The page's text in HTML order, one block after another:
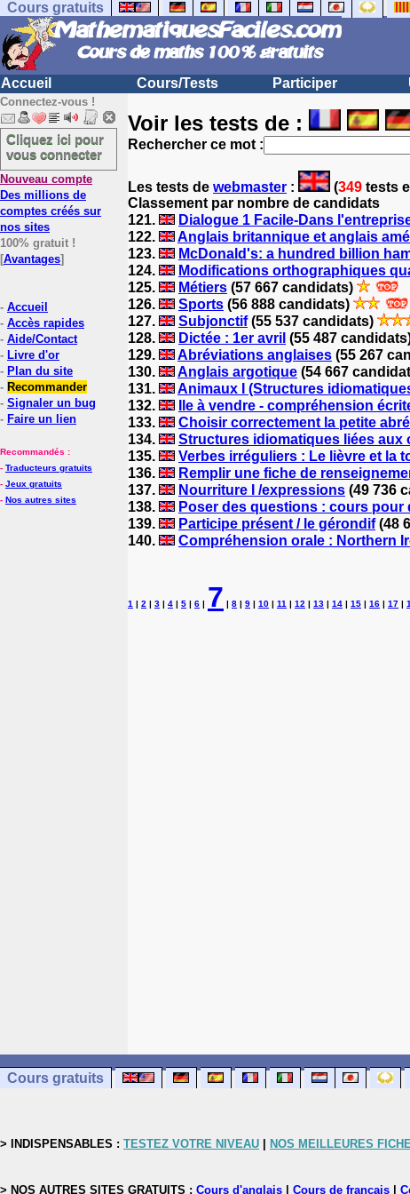
Cours gratuits
Accueil Cours/Tests Participer
Connectez-vous !
Cliquez ici pour
vous connecter
Nouveau compte
Des millions de
comptes créés sur
nos sites
100% gratuit !
[Avantages]
- Accueil
- Accès rapides
- Aide/Contact
- Livre d'or
- Plan du site
- Recommander
- Signaler un bug
- Faire un lien
Recommandés :
- Traducteurs gratuits
- Jeux gratuits
- Nos autres sites
Voir les tests de :
Rechercher ce mot :
Les tests de webmaster : (349 tests
Classement par nombre de candidats
121.
Dialogue 1 Facile-Dans
122.
Anglais britannique et anglais
123.
McDonald's: a hundred billion
124.
Modifications orthographiques
125.
Métiers (57 667 candidats)
126.
Sports (56 888 candidats)
127.
Subjonctif(55 537 candidats)
128.
Dictée : 1er avril (55 487
129.
Abréviations anglaises (55 267
130.
Anglais argotique (54 667
131.
Animaux I (Structures
132.
Ile à vendre - compréhension
133.
Choisir correctement la petite
134.
Structures idiomatiques liées aux
135.
Verbes irréguliers : Le lièvre et la
136.
Remplir une fiche de
137.
Nourriture I /expressions (49 736
138.
Poser des questions : cours pour
139.
Participe présent / le gérondif(48
140.
Compréhension orale : Northern
1 | 2 | 3 | 4 | 5 | 6 | 7 | 8 | 9 | 10 | 11 | 12 | 13 | 14 | 15 | 16 | 17 |
Cours gratuits
> INDISPENSABLES : TESTEZ VOTRE NIVEAU NOS MEILLEURES
> NOS AUTRES SITES GRATUITS : Cours d'anglais Cours de français